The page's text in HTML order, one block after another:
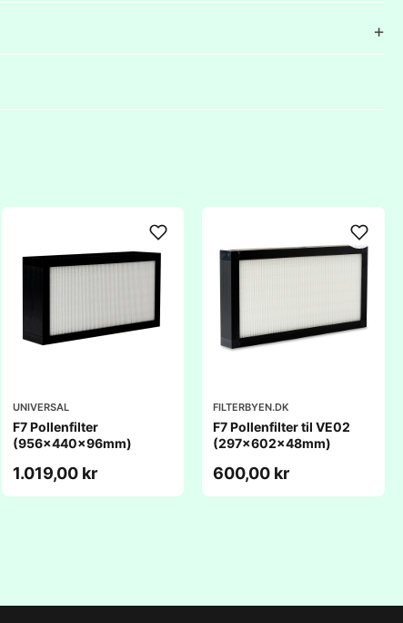
UNIVERSAL
F7 Pollenfilter
(956x440x96mm)
1.019,00 kr
FILTERBYEN.DK
F7 Pollenfilter til VE02
(297x602x48mm)
600,00 kr